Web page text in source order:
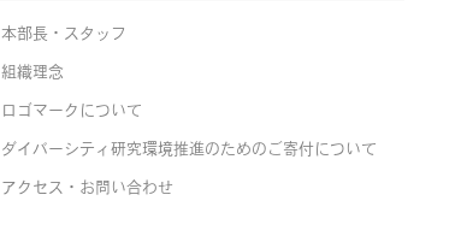
本部長・スタッフ
組織理念
ロゴマークについて
ダイバーシティ研究環境推進のためのご寄付について
アクセス・お問い合わせ